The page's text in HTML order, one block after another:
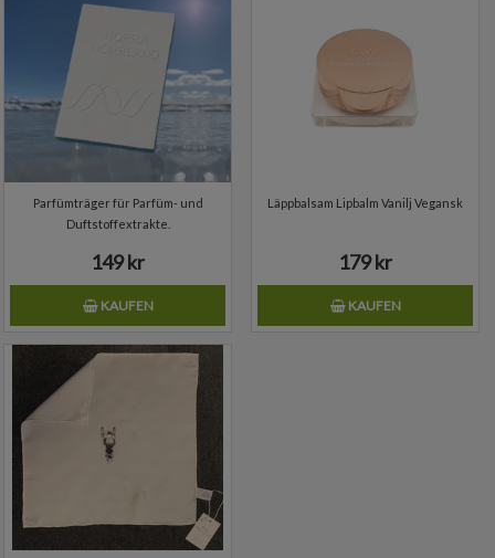
Parfümträger für Parfüm- und
Duftstoffextrakte.
149 kr
KAUFEN
Läppbalsam Lipbalm Vanilj Vegansk
179 kr
KAUFEN